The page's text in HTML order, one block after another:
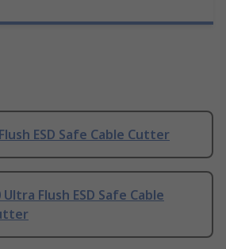
ESD Safe Cable Cutter
Flush ESD Safe Cable